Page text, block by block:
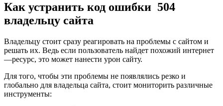
Как устранить код ошибки 504
владельцу сайта
Владельцу стоит сразу реагировать на проблемы с сайтом и
решать их. Ведь если пользователь найдет похожий интернет
—ресурс, это может нанести урон сайту.
Для того, чтобы эти проблемы не появлялись резко и
глобально для владельца сайта, стоит мониторить различные
инструменты: